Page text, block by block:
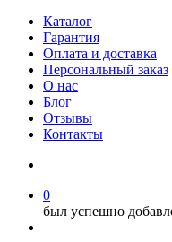
Каталог
Гарантия
Оплата и доставка
Персональный заказ
О нас
Блог
Отзывы
Контакты
0
был успешно